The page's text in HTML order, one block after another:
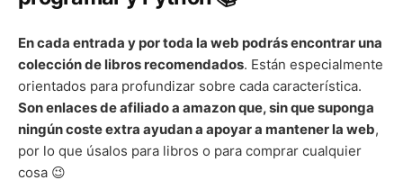
En cada entrada y por toda la web podrás encontrar una
colección de libros recomendados. Están especialmente
orientados para profundizar sobre cada característica.
Son enlaces de afiliado a amazon que, sin que suponga
ningún coste extra ayudan a apoyar a mantener la web,
por lo que úsalos para libros o para comprar cualquier
cosa 😉